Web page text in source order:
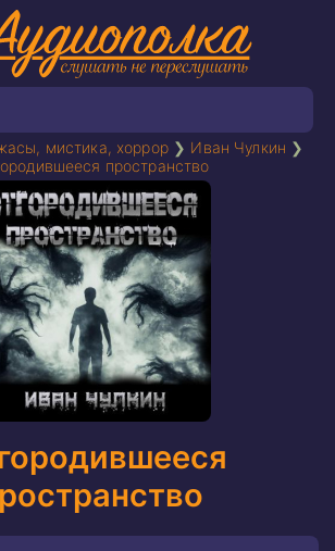
мистика, хоррор ❯ Иван Чулкин ❯
пространство